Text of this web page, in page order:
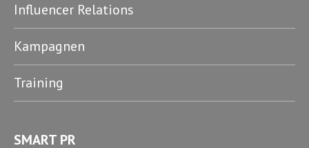
Influencer Relations
Kampagnen
Training
SMART PR